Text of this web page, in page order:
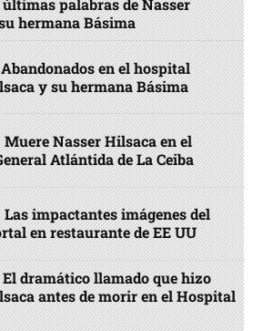
hermana Básima
Abandonados en el hospital
y su hermana Básima
Muere Nasser Hilsaca en el
Atlántida de La Ceiba
Las impactantes imágenes del
en restaurante de EE UU
El dramático llamado que hizo
antes de morir en el Hospital